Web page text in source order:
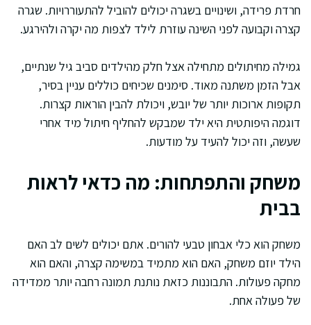
חרדת פרידה, ושינויים בשגרה יכולים להוביל להתעוררויות. שגרה
קצרה וקבועה לפני השינה עוזרת לילד לצפות מה יקרה ולהירגע.
גמילה מחיתולים מתחילה אצל חלק מהילדים סביב גיל שנתיים,
אבל הזמן משתנה מאוד. סימנים שכיחים כוללים עניין בסיר,
תקופות ארוכות יותר של יובש, ויכולת להבין הוראות קצרות.
דוגמה היפותטית היא ילד שמבקש להחליף חיתול מיד אחרי
שעשה, וזה יכול להעיד על מודעות.
משחק והתפתחות: מה כדאי לראות
בבית
משחק הוא כלי אבחון טבעי להורים. אתם יכולים לשים לב האם
הילד יוזם משחק, האם הוא מתמיד במשימה קצרה, והאם הוא
מחקה פעולות. התבוננות כזאת נותנת תמונה רחבה יותר ממדידה
של פעולה אחת.